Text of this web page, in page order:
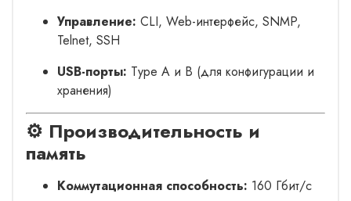
Управление: CLI, Web-интерфейс, SNMP,
Telnet, SSH
USB-порты: Type A и B (для конфигурации и
хранения)
⚙️ Производительность и
память
Коммутационная способность: 160 Гбит/с